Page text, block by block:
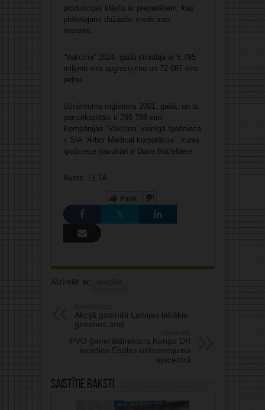
produkcijas klāstu ar preparātiem, kas
pielietojami dažādās medicīnas
nozarēs.
“Vakcīna” 2024. gadā strādāja ar 5,785
miljonu eiro apgrozījumu un 72 087 eiro
peļņu.
Uzņēmums reģistrēts 2001. gadā, un tā
pamatkapitāls ir 298 788 eiro.
Kompānijas “Vakcīna” vienīgā īpašniece
ir SIA “Arbor Medical korporācija”, kuras
īpašniece savukārt ir Dace Rātfeldere.
Avots: LETA
Patīk
Atzīmēti ar: VAKCĪNA
Akcijā godināti Latvijas labākie
ģimenes ārsti
PVO ģenerāldirektors Kongo DR
ieradies Ebolas uzliesmojuma
epicentrā
Saistītie raksti